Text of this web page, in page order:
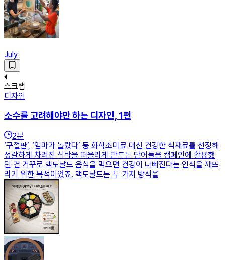
July
스크랩
디자인
소수를 고려해야만 하는 디자인, 1편
2분
‘구절판’, ‘엄마가 놀랐다’ 등 화학조미료 대신 건강한 식재료를 선정해
정갈하게 차려진 식탁을 떠올리게 만드는 단어들을 캠페인에 활용했
던 건 거꾸로 맥도날드 음식을 먹으면 건강이 나빠진다는 인식을 깨뜨
리기 위한 목적이었죠. 맥도날드는 두 가지 방식을